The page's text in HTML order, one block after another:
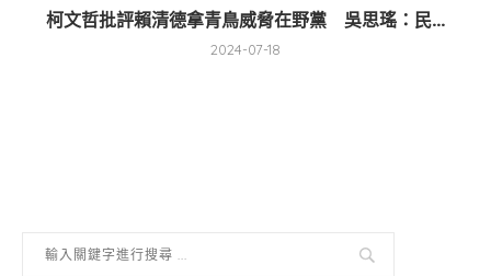
柯文哲批評賴清德拿青鳥威脅在野黨 吳思瑤：民...
2024-07-18